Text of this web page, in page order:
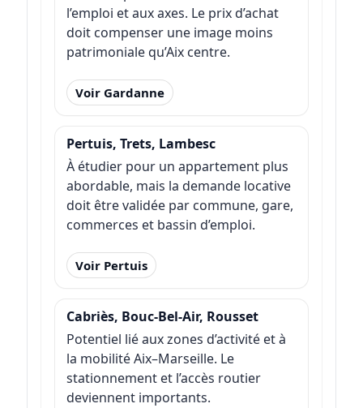
l’emploi et aux axes. Le prix d’achat
doit compenser une image moins
patrimoniale qu’Aix centre.
Voir Gardanne
Pertuis, Trets, Lambesc
À étudier pour un appartement plus
abordable, mais la demande locative
doit être validée par commune, gare,
commerces et bassin d’emploi.
Voir Pertuis
Cabriès, Bouc-Bel-Air, Rousset
Potentiel lié aux zones d’activité et à
la mobilité Aix–Marseille. Le
stationnement et l’accès routier
deviennent importants.